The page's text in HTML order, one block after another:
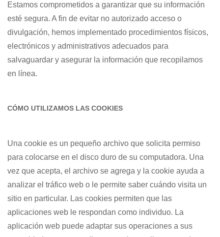
Estamos comprometidos a garantizar que su información
esté segura. A fin de evitar no autorizado acceso o
divulgación, hemos implementado procedimientos físicos,
electrónicos y administrativos adecuados para
salvaguardar y asegurar la información que recopilamos
en línea.
CÓMO UTILIZAMOS LAS COOKIES
Una cookie es un pequeño archivo que solicita permiso
para colocarse en el disco duro de su computadora. Una
vez que acepta, el archivo se agrega y la cookie ayuda a
analizar el tráfico web o le permite saber cuándo visita un
sitio en particular. Las cookies permiten que las
aplicaciones web le respondan como individuo. La
aplicación web puede adaptar sus operaciones a sus